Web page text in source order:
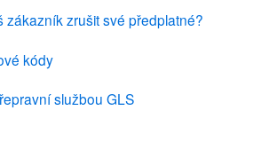
zákazník zrušit své předplatné?
kódy
službou GLS